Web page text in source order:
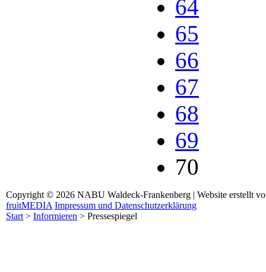
64
65
66
67
68
69
70
Copyright © 2026 NABU Waldeck-Frankenberg | Website erstellt
fruitMEDIA Impressum und Datenschutzerklärung
Start > Informieren > Pressespiegel